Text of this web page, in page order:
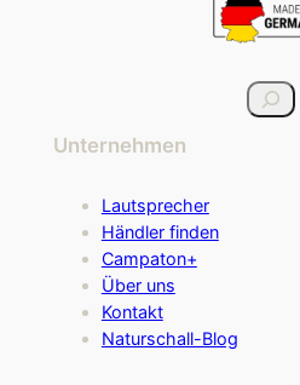
S
u
Unternehmen
Lautsprecher
Händler finden
Campaton+
Über uns
Kontakt
Naturschall-Blog